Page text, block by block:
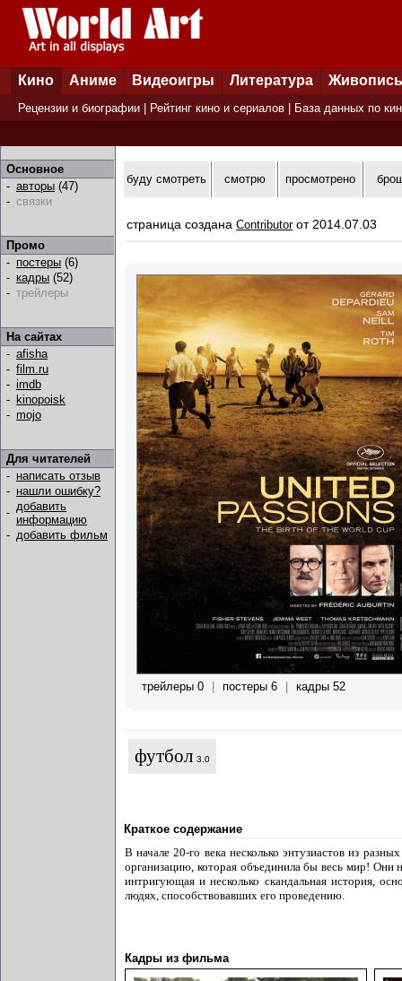
Кино Аниме Видеоигры Литература Живопись
Рецензии и биографии Рейтинг кино и сериалов База данных по
Основное
- авторы (47)
- связки
Промо
- постеры (6)
- кадры (52)
- трейлеры
На сайтах
- afisha
- film.ru
- imdb
- kinopoisk
- mojo
Для читателей
- написать отзыв
- нашли ошибку?
- добавить
информацию
- добавить фильм
буду смотреть смотрю просмотрено
страница создана Contributorот 2014.07.03
трейлеры 0 постеры 6 кадры 52
футбол 3.0
Краткое содержание
В начале 20-го века несколько энтузиастов из
организацию, которая объединила бы весь мир!
интригующая и несколько скандальная история,
людях, способствовавших его проведению.
Кадры из фильма